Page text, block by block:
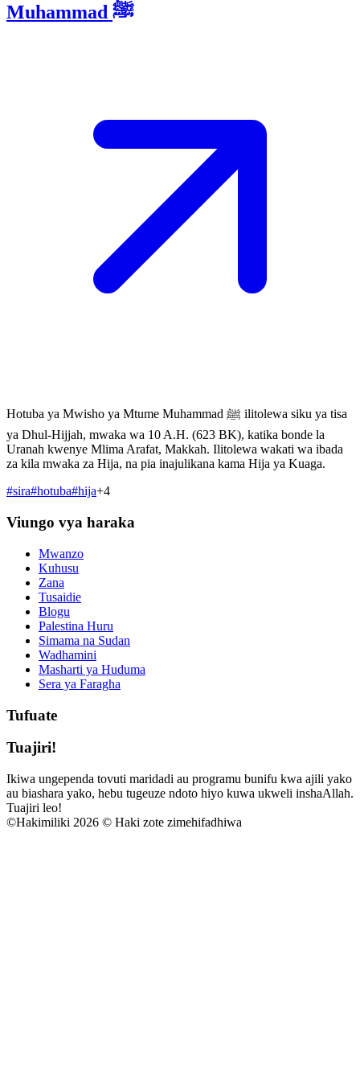
Muhammad ﷺ
Hotuba ya Mwisho ya Mtume Muhammad ﷺ ilitolewa siku ya tisa
ya Dhul-Hijjah, mwaka wa 10 A.H. (623 BK), katika bonde la
Uranah kwenye Mlima Arafat, Makkah. Ilitolewa wakati wa ibada
za kila mwaka za Hija, na pia inajulikana kama Hija ya Kuaga.
#sira#hotuba#hija+4
Viungo vya haraka
Mwanzo
Kuhusu
Zana
Tusaidie
Blogu
Palestina Huru
Simama na Sudan
Wadhamini
Masharti ya Huduma
Sera ya Faragha
Tufuate
Tuajiri!
Ikiwa ungependa tovuti maridadi au programu bunifu kwa ajili yako
au biashara yako, hebu tugeuze ndoto hiyo kuwa ukweli inshaAllah.
Tuajiri leo!
©Hakimiliki 2026 © Haki zote zimehifadhiwa